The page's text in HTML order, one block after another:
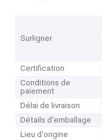
Surligner
Certification
Conditions de
paiement
Délai de livraison
Détails d'emballage
Lieu d'origine